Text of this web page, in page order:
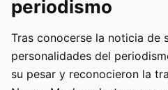
periodismo
Tras conocerse la noticia de
personalidades del
su pesar y reconocieron la